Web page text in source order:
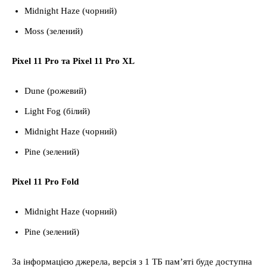
Midnight Haze (чорний)
Moss (зелений)
Pixel 11 Pro та Pixel 11 Pro XL
Dune (рожевий)
Light Fog (білий)
Midnight Haze (чорний)
Pine (зелений)
Pixel 11 Pro Fold
Midnight Haze (чорний)
Pine (зелений)
За інформацією джерела, версія з 1 ТБ пам’яті буде доступна